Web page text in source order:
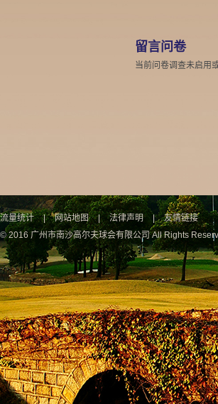
留言问卷
当前问卷调查未启用
流量统计 | 网站地图 | 法律声明
友情链接
© 2016 广州市南沙高尔夫球会有限公司 All Rights